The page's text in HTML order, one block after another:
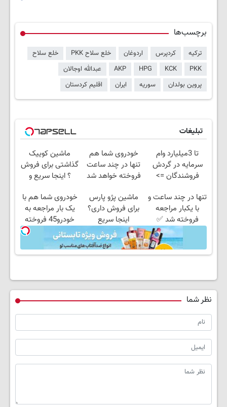
برچسب‌ها
ترکیه کردپرس اردوغان خلع سلاح PKK
خلع سلاح
PKK
KCK
HPG
AKP
عبدالله اوجالان
پروین بولدان
سوریه ایران اقلیم کردستان
تبلیغات
تا 3میلیارد وام
سرمایه در گردش
فروشندگان =>
کن
خودروی شما هم
تنها در چند ساعت
فروخته خواهد شد
ماشین کوییک
گذاشتی برای فروش
؟ اینجا سریع و
تنها در چند ساعت و
با یکبار مراجعه
فروخته شد ✅
ماشین پژو پارس
برای فروش داری؟
اینجا سریع
بفروشش
خودروی شما هم با
یک بار مراجعه به
خودرو45 فروخته
خواهد شد
نظر شما